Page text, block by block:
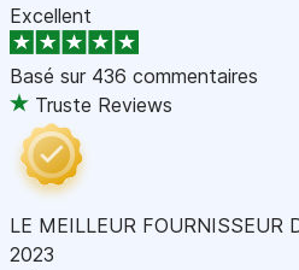
Excellent
Basé sur 436 commentaires
Truste Reviews
LE MEILLEUR FOURNISSEUR
2023